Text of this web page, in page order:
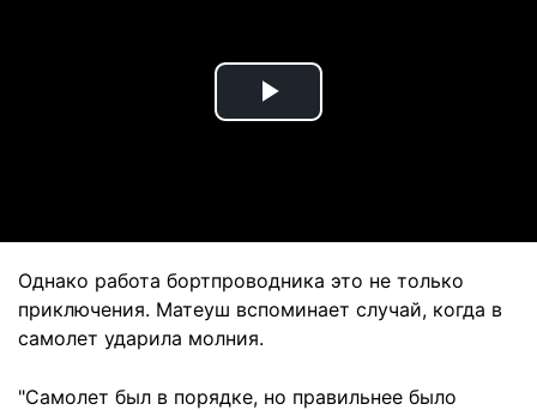
Play
Однако работа бортпроводника это не только
приключения. Матеуш вспоминает случай, когда в
самолет ударила молния.
"Самолет был в порядке, но правильнее было